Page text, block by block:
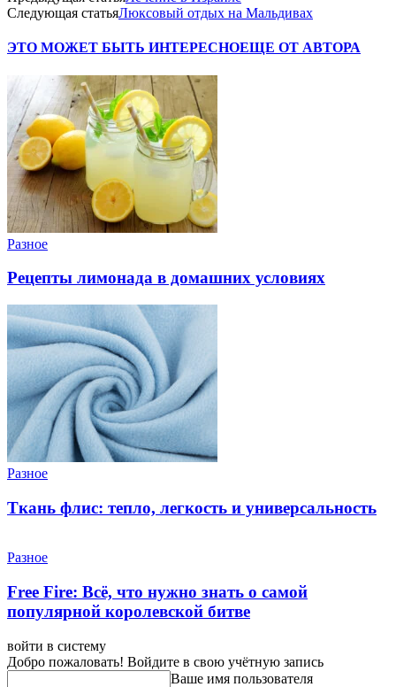
Следующая статьяЛюксовый отдых на Мальдивах
ЭТО МОЖЕТ БЫТЬ ИНТЕРЕСНОЕЩЕ ОТ АВТОРА
Разное
Рецепты лимонада в домашних условиях
Разное
Ткань флис: тепло, легкость и универсальность
Разное
Free Fire: Всё, что нужно знать о самой
популярной королевской битве
войти в систему
Добро пожаловать! Войдите в свою учётную запись
Ваше имя пользователя